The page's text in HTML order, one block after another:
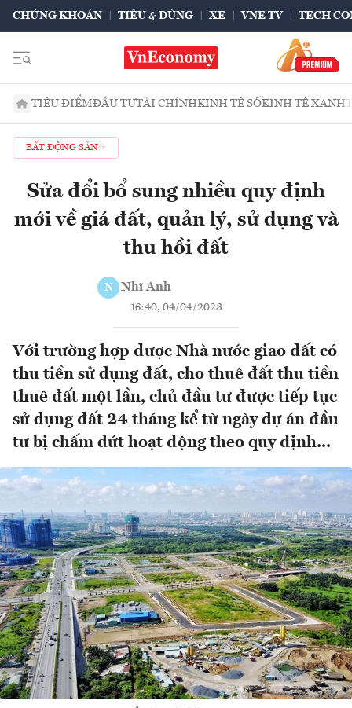
CHỨNG KHOÁN TIÊU & DÙNG XE VNE TV TECH
TIÊU ĐIỂMĐẦU TƯTÀI CHÍNHKINH TẾ SỐKINH TẾ XANH
BẤT ĐỘNG SẢN
Sửa đổi bổ sung nhiều quy định
mới về giá đất, quản lý, sử dụng và
thu hồi đất
N Nhĩ Anh
16:40, 04/04/2023
Với trường hợp được Nhà nước giao đất có
thu tiền sử dụng đất, cho thuê đất thu tiền
thuê đất một lần, chủ đầu tư được tiếp tục
sử dụng đất 24 tháng kể từ ngày dự án đầu
tư bị chấm dứt hoạt động theo quy định...